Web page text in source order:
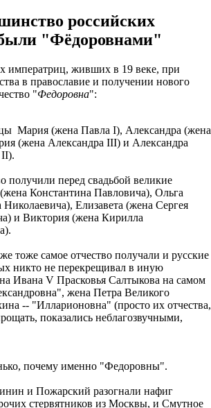
российских
"Фёдоровнами"
императриц, живших в 19 веке, при
в православие и получении нового
"Федоровна":
Мария (жена Павла I), Александра (жена
(жена Александра III) и Александра
получили перед свадьбой великие
Константина Павловича), Ольга
Елизавета (жена Сергея
и Виктория (жена Кирилла
тоже самое отчество получали и русские
никто не перекрещивал в иную
Ивана V Прасковья Салтыкова на самом
жена Петра Великого
-- "Илларионовна" (просто их отчества,
показались неблагозвучными,
почему именно "Федоровны".
и Пожарский разогнали нафиг
стервятников из Москвы, и Смутное